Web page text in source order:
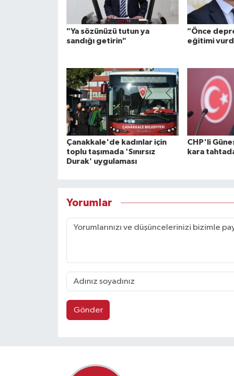
"Ya sözünüzü tutun ya
sandığı getirin"
"Önce
eğitimi
Çanakkale'de kadınlar için
toplu taşımada 'Sınırsız
Durak' uygulaması
CHP'li
kara
Yorumlar
Gönder